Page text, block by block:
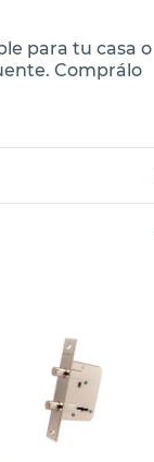
para tu casa o
Comprálo